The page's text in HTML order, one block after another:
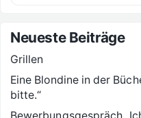
Neueste Beiträge
Grillen
Eine Blondine in der
bitte.“